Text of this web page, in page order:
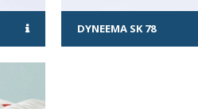
DYNEEMA SK 78